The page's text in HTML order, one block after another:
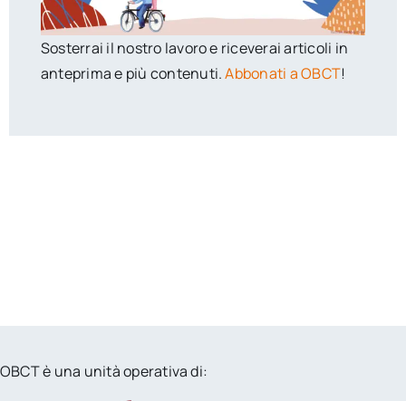
Sosterrai il nostro lavoro e riceverai articoli in
anteprima e più contenuti.Abbonati a OBCT!
OBCT è una unità operativa di: